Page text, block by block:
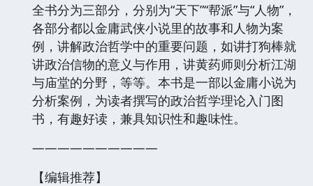
全书分为三部分，分别为“天下”“帮派”与“人物”，
各部分都以金庸武侠小说里的故事和人物为案
例，讲解政治哲学中的重要问题，如讲打狗棒就
讲政治信物的意义与作用，讲黄药师则分析江湖
与庙堂的分野，等等。本书是一部以金庸小说为
分析案例，为读者撰写的政治哲学理论入门图
书，有趣好读，兼具知识性和趣味性。
——————————
【编辑推荐】